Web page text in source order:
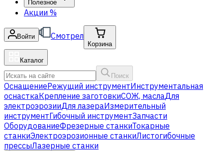
Полезное
Акции %
Войти Смотрел
Корзина
Каталог
Поиск
ОснащениеРежущий инструментИнструментальная
оснасткаКрепление заготовкиСОЖ, маслаДля
электроэрозииДля лазераИзмерительный
инструментГибочный инструментЗапчасти
ОборудованиеФрезерные станкиТокарные
станкиЭлектроэрозионные станкиЛистогибочные
прессыЛазерные станки